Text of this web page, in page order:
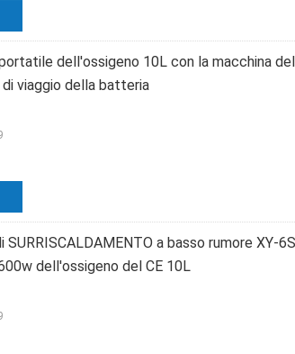
dell'ossigeno 10L con la macchina
viaggio della batteria
SURRISCALDAMENTO a basso rumore XY-
dell'ossigeno del CE 10L